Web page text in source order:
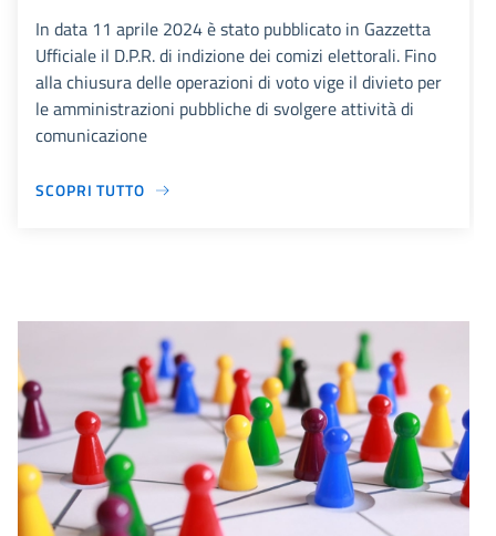
In data 11 aprile 2024 è stato pubblicato in Gazzetta
Ufficiale il D.P.R. di indizione dei comizi elettorali. Fino
alla chiusura delle operazioni di voto vige il divieto per
le amministrazioni pubbliche di svolgere attività di
comunicazione
SCOPRI TUTTO